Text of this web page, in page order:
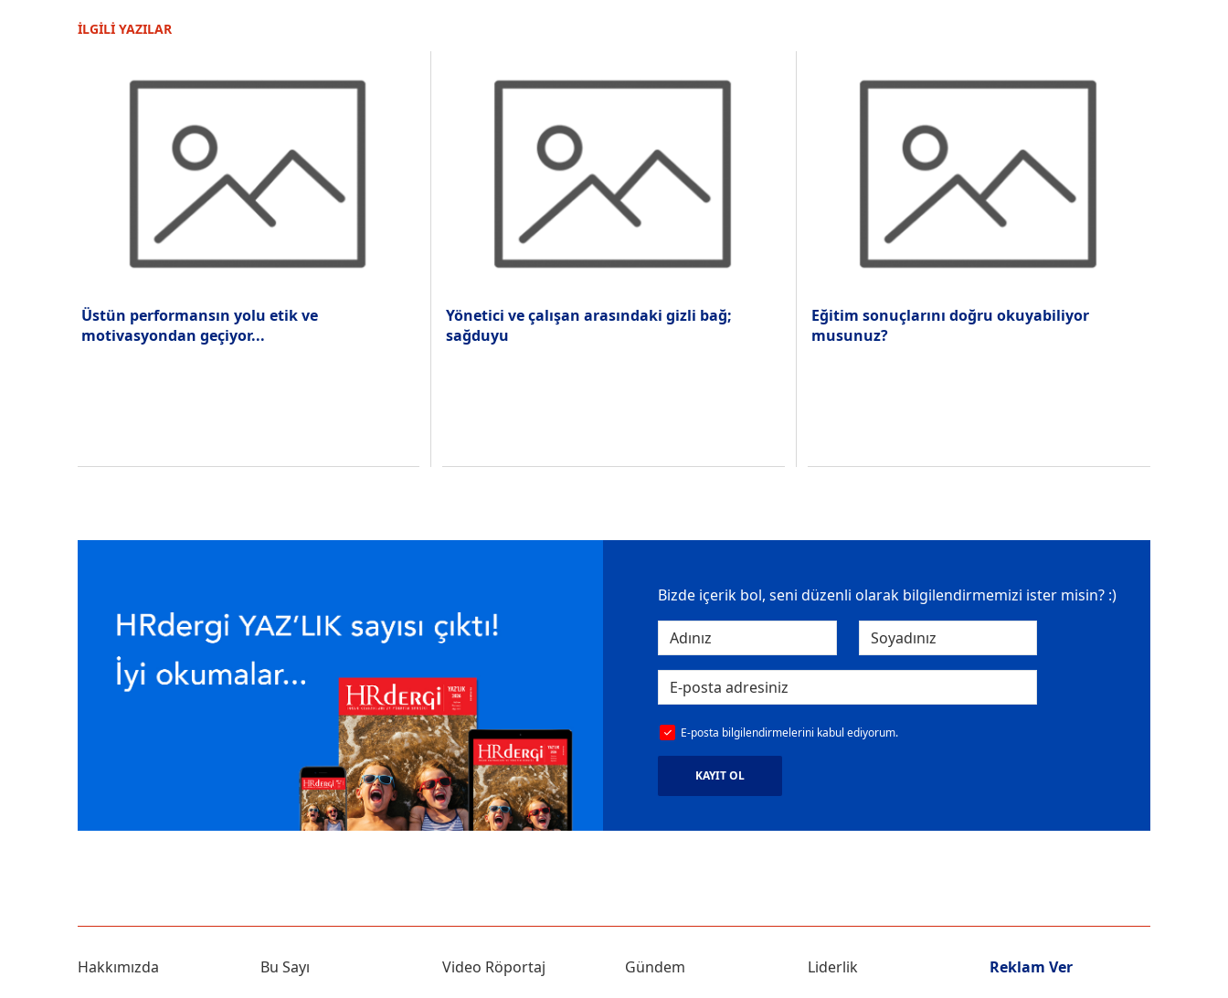
İLGİLİ YAZILAR
Üstün performansın yolu etik ve
motivasyondan geçiyor...
Yönetici ve çalışan arasındaki gizli bağ;
sağduyu
Eğitim sonuçlarını doğru okuyabiliyor
musunuz?
Bizde içerik bol, seni düzenli olarak bilgilendirmemizi ister misin? :)
E-posta bilgilendirmelerini kabul ediyorum.
KAYIT OL
Hakkımızda
Bu Sayı
Video Röportaj
Gündem
Liderlik
Reklam Ver